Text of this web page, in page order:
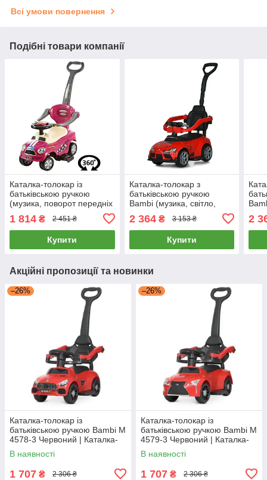
Всі умови повернення
Подібні товари компанії
Каталка-толокар із
батьківською ручкою
(музика, поворот передніх
коліс 360) Bambi Z 321-8
Малиновий
1 814 ₴ 2 451 ₴
Купити
Каталка-толокар з
батьківською ручкою
Bambi (музика, світло,
6129EL-3 Червона
2 364₴ 3 153 ₴
Купити
2
Акційні пропозиції та новинки
–26%
Каталка-толокар із
батьківською ручкою Bambi M
4578-3 Червоний | Каталка-
толокар з батьківською
ручкою
В наявності
1 707 ₴ 2 306 ₴
–26%
Каталка-толокар із
батьківською ручкою Bambi M
4579-3 Червоний | Каталка-
толокар з батьківською
ручкою
В наявності
1 707 ₴ 2 306 ₴